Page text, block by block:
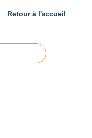
Retour à l'accueil